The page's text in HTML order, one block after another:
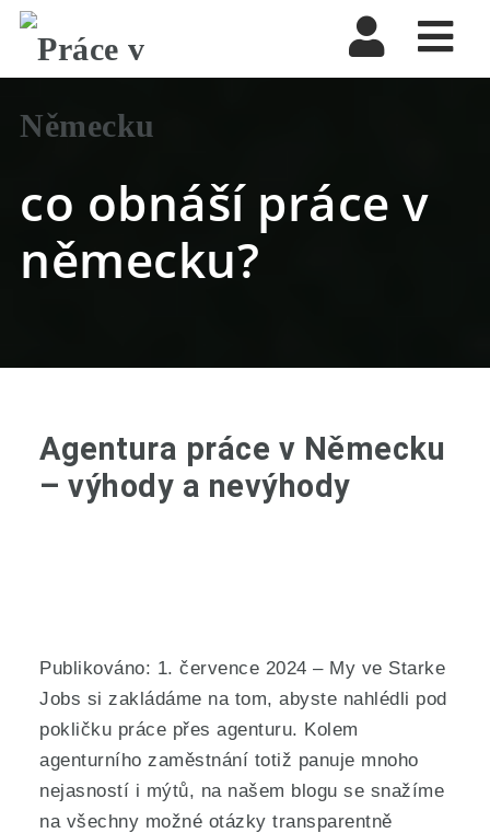
co obnáší práce v
německu?
Agentura práce v Německu
– výhody a nevýhody
Publikováno: 1. července 2024 – My ve Starke
Jobs si zakládáme na tom, abyste nahlédli pod
pokličku práce přes agenturu. Kolem
agenturního zaměstnání totiž panuje mnoho
nejasností i mýtů, na našem blogu se snažíme
na všechny možné otázky transparentně